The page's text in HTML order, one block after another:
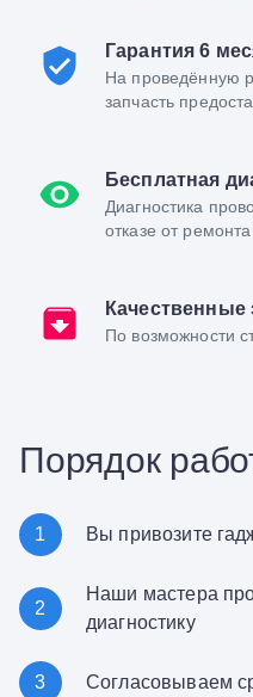
Гарантия 6
На проведённую
запчасть
Бесплатная
Диагностика
отказе от
Качественные
По возможности
Порядок
1 Вы привозите
2
Наши мастера
диагностику
3 Согласовываем